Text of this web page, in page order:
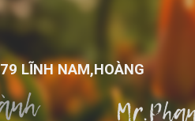
LĨNH NAM,HOÀNG